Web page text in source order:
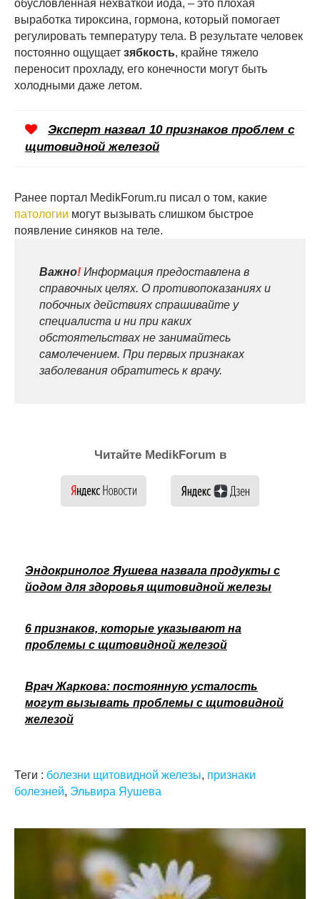
обусловленная нехваткой йода, – это плохая
выработка тироксина, гормона, который помогает
регулировать температуру тела. В результате человек
постоянно ощущает зябкость, крайне тяжело
переносит прохладу, его конечности могут быть
холодными даже летом.
Эксперт назвал 10 признаков проблем с
щитовидной железой
Ранее портал MedikForum.ru писал о том, какие
патологии могут вызывать слишком быстрое
появление синяков на теле.
Важно! Информация предоставлена в
справочных целях. О противопоказаниях и
побочных действиях спрашивайте у
специалиста и ни при каких
обстоятельствах не занимайтесь
самолечением. При первых признаках
заболевания обратитесь к врачу.
Читайте MedikForum в
Эндокринолог Яушева назвала продукты с
йодом для здоровья щитовидной железы
6 признаков, которые указывают на
проблемы с щитовидной железой
Врач Жаркова: постоянную усталость
могут вызывать проблемы с щитовидной
железой
Теги : болезни щитовидной железы, признаки
болезней, Эльвира Яушева